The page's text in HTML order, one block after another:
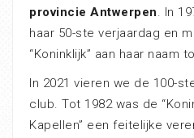
provincie Antwerpen. In
haar 50-ste verjaardag en
“Koninklijk” aan haar naam
In 2021 vieren we de 100-
club. Tot 1982 was de
Kapellen” een feitelijke